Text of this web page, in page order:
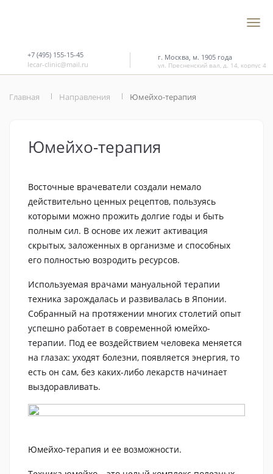
+7 (495) 155-15-45
lecar-clinic@mail.ru
г. Москва, м. 1905 года
ул. Пресненский вал, д. 14, корпус 4
Главная Направления Юмейхо-терапия
Юмейхо-терапия
Восточные врачеватели создали немало
действительно ценных рецептов, пользуясь
которыми можно прожить долгие годы и быть
полным сил. В основе их лежит активация
скрытых, заложенных в организме и способных
его полностью возродить ресурсов.
Используемая врачами мануальной терапии
техника зарождалась и развивалась в Японии.
Собранный на протяжении многих столетий опыт
успешно работает в современной юмейхо-
терапии. Под ее воздействием человека меняется
на глазах: уходят болезни, появляется энергия, то
есть он сам, без каких-либо лекарств начинает
выздоравливать.
Юмейхо-терапия и ее возможности.